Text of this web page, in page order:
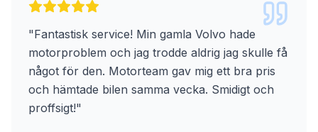
"Fantastisk service! Min gamla Volvo hade
motorproblem och jag trodde aldrig jag skulle få
något för den. Motorteam gav mig ett bra pris
och hämtade bilen samma vecka. Smidigt och
proffsigt!"